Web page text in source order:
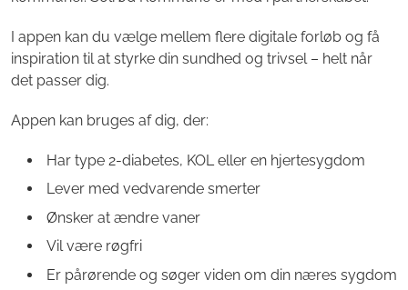
I appen kan du vælge mellem flere digitale forløb og få
inspiration til at styrke din sundhed og trivsel – helt når
det passer dig.
Appen kan bruges af dig, der:
Har type 2-diabetes, KOL eller en hjertesygdom
Lever med vedvarende smerter
Ønsker at ændre vaner
Vil være røgfri
Er pårørende og søger viden om din næres sygdom